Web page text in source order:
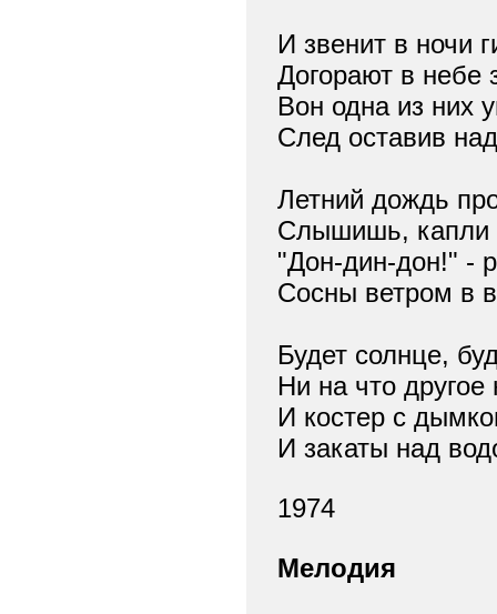
И звенит в ночи
Догорают в небе
Вон одна из них
След оставив
Летний дождь
Слышишь, капли
"Дон-дин-дон!" -
Сосны ветром в
Будет солнце,
Ни на что
И костер с
И закаты над
1974
Мелодия